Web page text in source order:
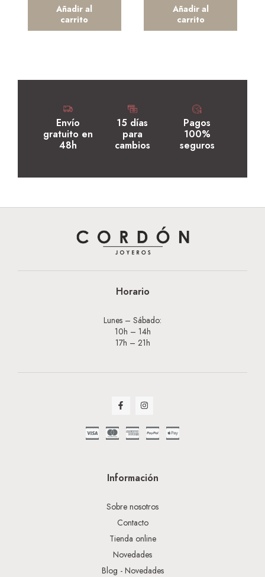
Añadir al
carrito
Añadir al
carrito
Envío
gratuito en
48h
15 días
para
cambios
Pagos
100%
seguros
Horario
Lunes – Sábado:
10h – 14h
17h – 21h
Información
Sobre nosotros
Contacto
Tienda online
Novedades
Blog - Novedades